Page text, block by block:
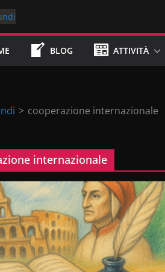
BLOG ATTIVITÀ
> cooperazione internazionale
internazionale